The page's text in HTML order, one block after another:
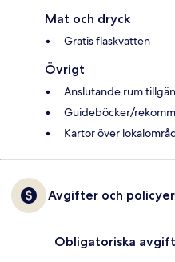
Mat och dryck
Gratis flaskvatten
Övrigt
Anslutande rum
Guideböcker/
Kartor över
Avgifter och policyer
Obligatoriska